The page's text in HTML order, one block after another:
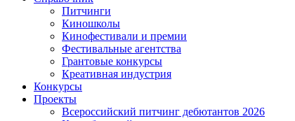
Питчинги
Киношколы
Кинофестивали и премии
Фестивальные агентства
Грантовые конкурсы
Креативная индустрия
Конкурсы
Проекты
Всероссийский питчинг дебютантов 2026